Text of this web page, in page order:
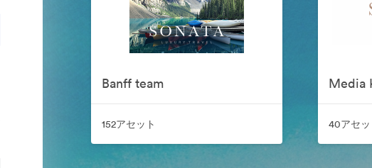
Banff team
152アセット
Media
40アセッ